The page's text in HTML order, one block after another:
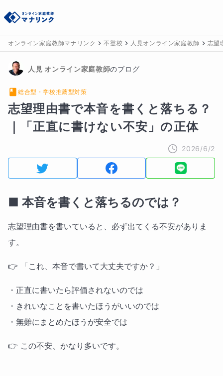
オンライン家庭教師マナリンク 不登校 人見オンライン家庭教師 志望
人見 オンライン家庭教師のブログ
総合型・学校推薦型対策
志望理由書で本音を書くと落ちる？
｜「正直に書けない不安」の正体
2026/6/2
■ 本音を書くと落ちるのでは？
志望理由書を書いていると、必ず出てくる不安がありま
す。
👉 「これ、本音で書いて大丈夫ですか？」
・正直に書いたら評価されないのでは
・きれいなことを書いたほうがいいのでは
・無難にまとめたほうが安全では
👉 この不安、かなり多いです。